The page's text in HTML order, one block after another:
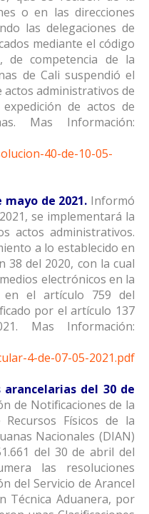
o en las direcciones
las delegaciones de
mediante el código
de competencia de la
de Cali suspendió el
administrativos de
de actos de
Mas Información:
40-de-10-05-
de 2021. Informó
se implementará la
actos administrativos.
a lo establecido en
38 del 2020, con la cual
electrónicos en la
el artículo 759 del
por el artículo 137
Mas Información:
4-de-07-05-2021.pdf
del 30 de
de Notificaciones de la
Físicos de la
Nacionales (DIAN)
del 30 de abril del
las resoluciones
del Servicio de Arancel
Técnica Aduanera, por